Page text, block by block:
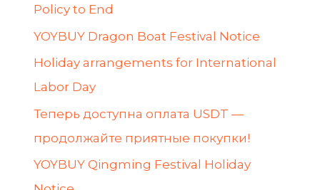
Policy to End
YOYBUY Dragon Boat Festival Notice
Holiday arrangements for International
Labor Day
Теперь доступна оплата USDT —
продолжайте приятные покупки!
YOYBUY Qingming Festival Holiday